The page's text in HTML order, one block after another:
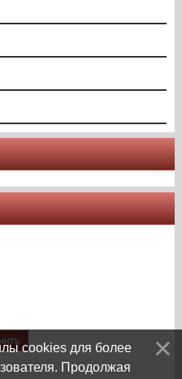
cookies для более
Продолжая